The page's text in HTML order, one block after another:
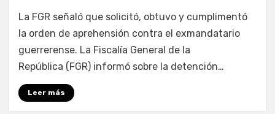
porFernando Miranda Servín
La FGR señaló que solicitó, obtuvo y cumplimentó
la orden de aprehensión contra el exmandatario
guerrerense. La Fiscalía General de la
República (FGR) informó sobre la detención…
Leer más